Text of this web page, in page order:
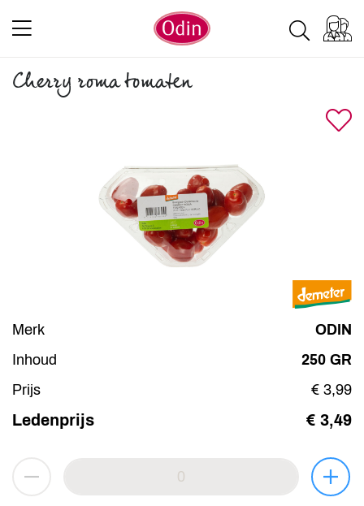
Cherry roma tomaten
Merk
ODIN
Inhoud
250 GR
Prijs
€ 3,99
Ledenprijs € 3,49